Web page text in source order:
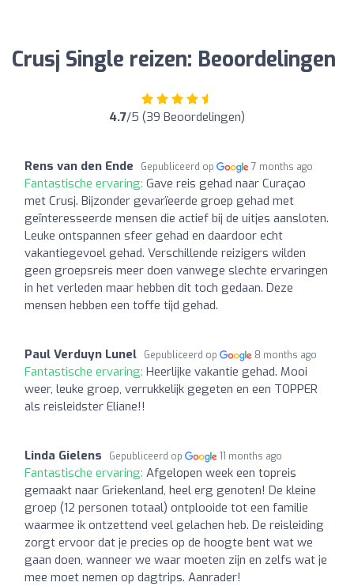
Crusj Single reizen: Beoordelingen
4.7/5 (39 Beoordelingen)
Rens van den Ende Gepubliceerd op 7 months ago
Fantastische ervaring: Gave reis gehad naar Curaçao
met Crusj. Bijzonder gevarïeerde groep gehad met
geïnteresseerde mensen die actief bij de uitjes aansloten.
Leuke ontspannen sfeer gehad en daardoor echt
vakantiegevoel gehad. Verschillende reizigers wilden
geen groepsreis meer doen vanwege slechte ervaringen
in het verleden maar hebben dit toch gedaan. Deze
mensen hebben een toffe tijd gehad.
Paul Verduyn Lunel Gepubliceerd op 8 months ago
Fantastische ervaring: Heerlijke vakantie gehad. Mooi
weer, leuke groep, verrukkelijk gegeten en een TOPPER
als reisleidster Eliane!!
Linda Gielens Gepubliceerd op 11 months ago
Fantastische ervaring: Afgelopen week een topreis
gemaakt naar Griekenland, heel erg genoten! De kleine
groep (12 personen totaal) ontplooide tot een familie
waarmee ik ontzettend veel gelachen heb. De reisleiding
zorgt ervoor dat je precies op de hoogte bent wat we
gaan doen, wanneer we waar moeten zijn en zelfs wat je
mee moet nemen op dagtrips. Aanrader!